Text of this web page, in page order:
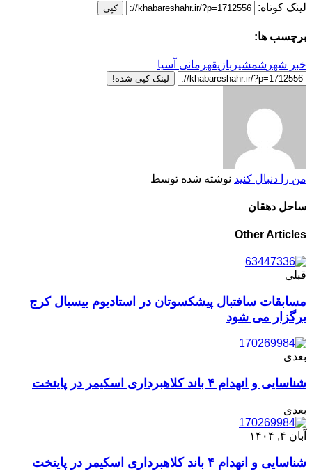
لینک کوتاه: کپی
برچسب ها:
خبر شهر شمشیربازیقهرمانی آسیا
لینک کپی شده!
من را دنبال کنید نوشته شده توسط
ساحل دهقان
Other Articles
قبلی
مسابقات سافتبال پیشکسوتان در استادیوم بیسبال کرج
برگزار می شود
بعدی
شناسایی و انهدام ۴ باند کلاهبرداری اسکیمر در پایتخت
بعدی
آبان ۴, ۱۴۰۴
شناسایی و انهدام ۴ باند کلاهبرداری اسکیمر در پایتخت